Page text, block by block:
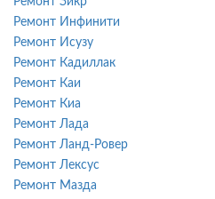
Ремонт Инфинити
Ремонт Исузу
Ремонт Кадиллак
Ремонт Каи
Ремонт Киа
Ремонт Лада
Ремонт Ланд-Ровер
Ремонт Лексус
Ремонт Мазда